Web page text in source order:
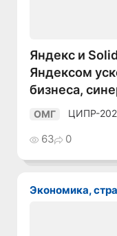
Яндекс и
Яндексом
бизнеса,
ОМГ ЦИПР-
63 0
Экономика,